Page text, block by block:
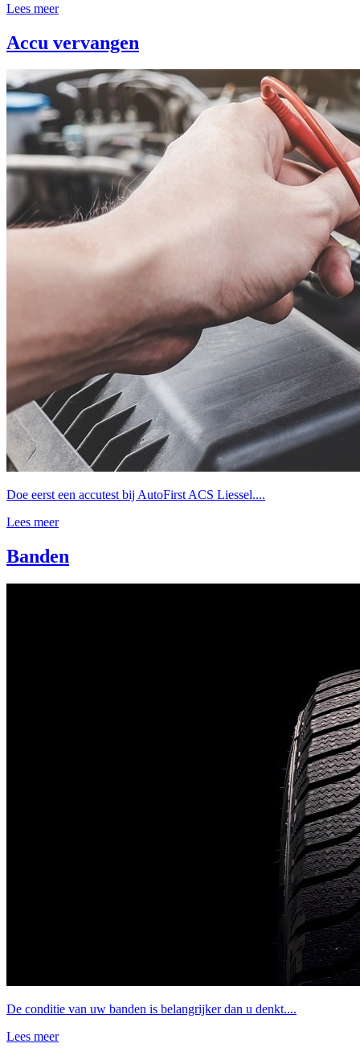
Lees meer
Accu vervangen
Doe eerst een accutest bij AutoFirst ACS Liessel....
Lees meer
Banden
De conditie van uw banden is belangrijker dan u denkt....
Lees meer